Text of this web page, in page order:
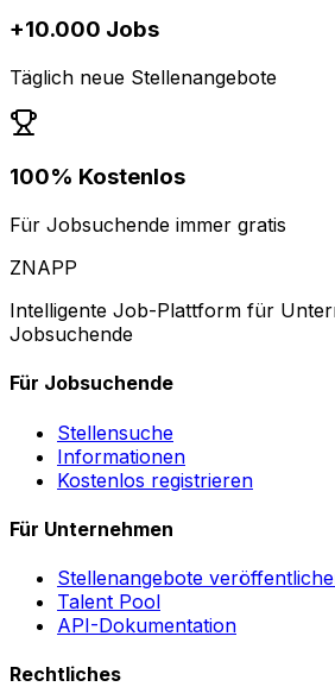
+10.000 Jobs
Täglich neue Stellenangebote
100% Kostenlos
Für Jobsuchende immer gratis
ZNAPP
Intelligente Job-Plattform für
Jobsuchende
Für Jobsuchende
Stellensuche
Informationen
Kostenlos registrieren
Für Unternehmen
Stellenangebote
Talent Pool
API-Dokumentation
Rechtliches